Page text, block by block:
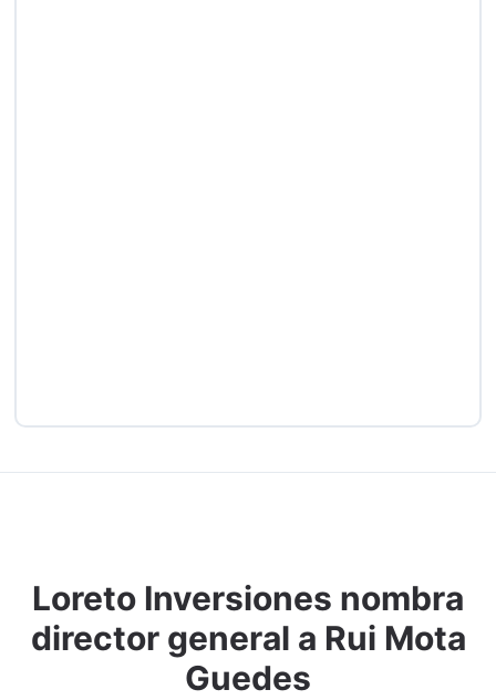
Loreto Inversiones nombra
director general a Rui Mota
Guedes